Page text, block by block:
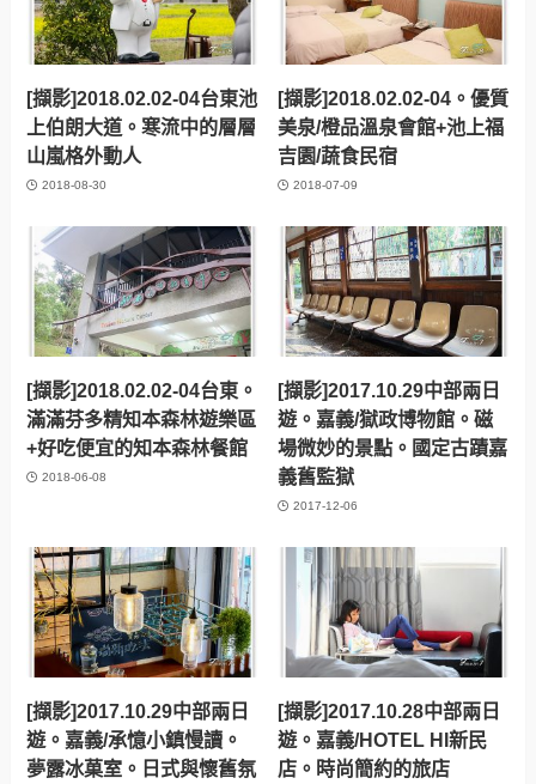
[擷影]2018.02.02-04台東池
上伯朗大道。寒流中的層層
山嵐格外動人
2018-08-30
[擷影]2018.02.02-04。優質
美泉/橙品溫泉會館+池上福
吉園/蔬食民宿
2018-07-09
[擷影]2018.02.02-04台東。
滿滿芬多精知本森林遊樂區
+好吃便宜的知本森林餐館
2018-06-08
[擷影]2017.10.29中部兩日
遊。嘉義/獄政博物館。磁
場微妙的景點。國定古蹟嘉
義舊監獄
2017-12-06
[擷影]2017.10.29中部兩日
遊。嘉義/承憶小鎮慢讀。
夢露冰菓室。日式與懷舊氛
[擷影]2017.10.28中部兩日
遊。嘉義/HOTEL HI新民
店。時尚簡約的旅店